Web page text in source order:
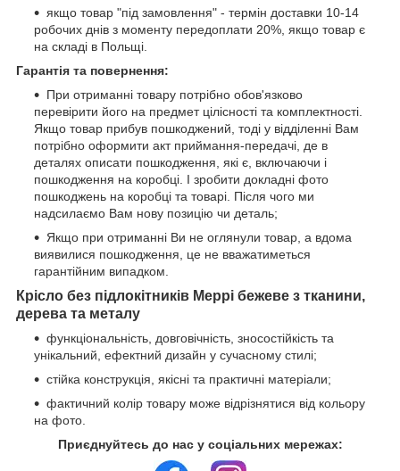
якщо товар "під замовлення" - термін доставки 10-14
робочих днів з моменту передоплати 20%, якщо товар є
на складі в Польщі.
Гарантія та повернення:
При отриманні товару потрібно обов'язково
перевірити його на предмет цілісності та комплектності.
Якщо товар прибув пошкоджений, тоді у відділенні Вам
потрібно оформити акт приймання-передачі, де в
деталях описати пошкодження, які є, включаючи і
пошкодження на коробці. І зробити докладні фото
пошкоджень на коробці та товарі. Після чого ми
надсилаємо Вам нову позицію чи деталь;
Якщо при отриманні Ви не оглянули товар, а вдома
виявилися пошкодження, це не вважатиметься
гарантійним випадком.
Крісло без підлокітників Меррі бежеве з тканини,
дерева та металу
функціональність, довговічність, зносостійкість та
унікальний, ефектний дизайн у сучасному стилі;
стійка конструкція, якісні та практичні матеріали;
фактичний колір товару може відрізнятися від кольору
на фото.
Приєднуйтесь до нас у соціальних мережах: